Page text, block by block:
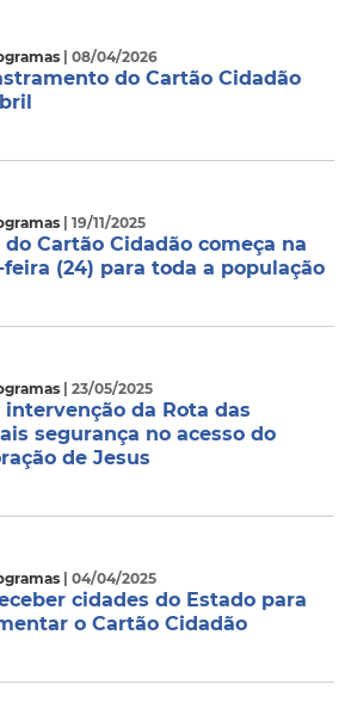
| 08/04/2026
do Cartão Cidadão
| 19/11/2025
Cartão Cidadão começa na
(24) para toda a população
| 23/05/2025
da Rota das
segurança no acesso do
de Jesus
| 04/04/2025
cidades do Estado para
o Cartão Cidadão